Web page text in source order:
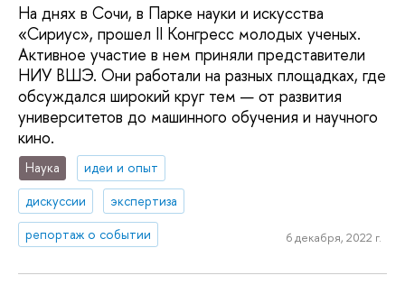
На днях в Сочи, в Парке науки и искусства
«Сириус», прошел II Конгресс молодых ученых.
Активное участие в нем приняли представители
НИУ ВШЭ. Они работали на разных площадках, где
обсуждался широкий круг тем — от развития
университетов до машинного обучения и научного
кино.
Наука
идеи и опыт
дискуссии
экспертиза
репортаж о событии
6 декабря, 2022 г.